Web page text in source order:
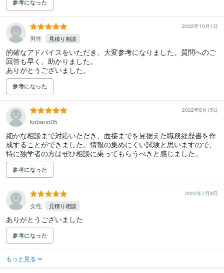
参考になった
2022年10月1日
男性 見積り相談
的確なアドバイスをいただき、大変参考になりました。質問へのご
回答も早く、助かりました。
ありがとうございました。
参考になった
2022年8月15日
kobano05
細かな相談まで対応いただき、面接までを見据えた職務経歴書を作
成することができました。情報の集めにくい試験と思いますので、
特に独学者の方はぜひ相談に乗ってもらうべきと感じました。
参考になった
2022年7月8日
女性 見積り相談
ありがとうございました
参考になった
もっと見る